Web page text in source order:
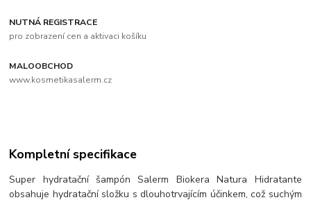
NUTNÁ REGISTRACE
pro zobrazení cen a aktivaci košíku
MALOOBCHOD
www.kosmetikasalerm.cz
Kompletní specifikace
Super hydratační šampón Salerm Biokera Natura Hidratante
obsahuje hydratační složku s dlouhotrvajícím účinkem, což suchým